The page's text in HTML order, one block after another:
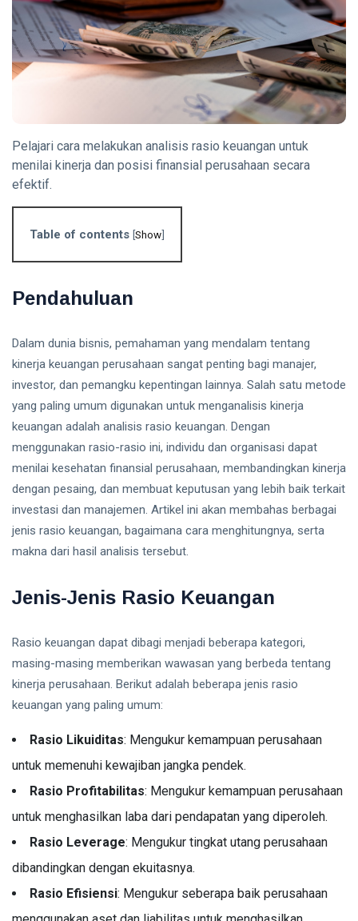
Crypto untuk
Pemula -
Panduan
Lengkap 2026
09 Aug,
2026
0
pandangan
TAX
Panduan
Lengkap
2026
Aug,
2026
pandangan
Rasio
Panduan
2026
Aug,
pandangan
Pengelolaan
Hutang -
Lengkap
2026
09
2026
0
GOLD
INVESTMENT
Investasi
Emas vs
Investasi
Lain -
Panduan
Lengkap
2026
08
Aug,
2026
0
pandangan
Tags
T
Keuangan
Ekonomi
Investasi
Cryptocurrency
Investasi Emas
Finance
Accounting
Pelajari cara melakukan analisis rasio keuangan untuk
menilai kinerja dan posisi finansial perusahaan secara
efektif.
Table of contents [Show]
Pendahuluan
Dalam dunia bisnis, pemahaman yang mendalam tentang
kinerja keuangan perusahaan sangat penting bagi manajer,
investor, dan pemangku kepentingan lainnya. Salah satu metode
yang paling umum digunakan untuk menganalisis kinerja
keuangan adalah analisis rasio keuangan. Dengan
menggunakan rasio-rasio ini, individu dan organisasi dapat
menilai kesehatan finansial perusahaan, membandingkan kinerja
dengan pesaing, dan membuat keputusan yang lebih baik terkait
investasi dan manajemen. Artikel ini akan membahas berbagai
jenis rasio keuangan, bagaimana cara menghitungnya, serta
makna dari hasil analisis tersebut.
Jenis-Jenis Rasio Keuangan
Rasio keuangan dapat dibagi menjadi beberapa kategori,
masing-masing memberikan wawasan yang berbeda tentang
kinerja perusahaan. Berikut adalah beberapa jenis rasio
keuangan yang paling umum:
Rasio Likuiditas: Mengukur kemampuan perusahaan
untuk memenuhi kewajiban jangka pendek.
Rasio Profitabilitas: Mengukur kemampuan perusahaan
untuk menghasilkan laba dari pendapatan yang diperoleh.
Rasio Leverage: Mengukur tingkat utang perusahaan
dibandingkan dengan ekuitasnya.
Rasio Efisiensi: Mengukur seberapa baik perusahaan